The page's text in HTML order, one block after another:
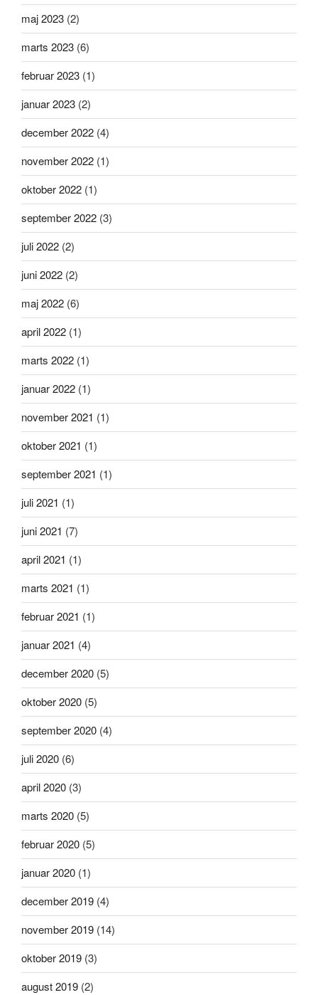
maj 2023 (2)
marts 2023 (6)
februar 2023 (1)
januar 2023 (2)
december 2022 (4)
november 2022 (1)
oktober 2022 (1)
september 2022 (3)
juli 2022 (2)
juni 2022 (2)
maj 2022 (6)
april 2022 (1)
marts 2022 (1)
januar 2022 (1)
november 2021 (1)
oktober 2021 (1)
september 2021 (1)
juli 2021 (1)
juni 2021 (7)
april 2021 (1)
marts 2021 (1)
februar 2021 (1)
januar 2021 (4)
december 2020 (5)
oktober 2020 (5)
september 2020 (4)
juli 2020 (6)
april 2020 (3)
marts 2020 (5)
februar 2020 (5)
januar 2020 (1)
december 2019 (4)
november 2019 (14)
oktober 2019 (3)
august 2019 (2)